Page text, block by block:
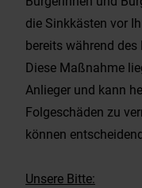
die Sinkkästen vor
bereits während des
Diese Maßnahme
Anlieger und kann
Folgeschäden zu
können
Unsere Bitte: